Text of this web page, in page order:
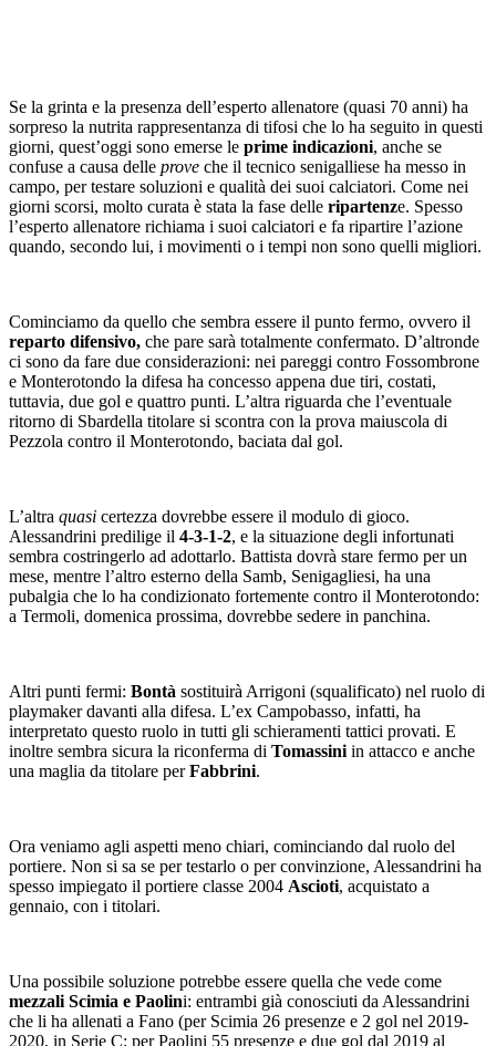
Se la grinta e la presenza dell’esperto allenatore (quasi 70 anni) ha
sorpreso la nutrita rappresentanza di tifosi che lo ha seguito in questi
giorni, quest’oggi sono emerse le prime indicazioni, anche se
confuse a causa delle prove che il tecnico senigalliese ha messo in
campo, per testare soluzioni e qualità dei suoi calciatori. Come nei
giorni scorsi, molto curata è stata la fase delle ripartenze. Spesso
l’esperto allenatore richiama i suoi calciatori e fa ripartire l’azione
quando, secondo lui, i movimenti o i tempi non sono quelli migliori.
Cominciamo da quello che sembra essere il punto fermo, ovvero il
reparto difensivo, che pare sarà totalmente confermato. D’altronde
ci sono da fare due considerazioni: nei pareggi contro Fossombrone
e Monterotondo la difesa ha concesso appena due tiri, costati,
tuttavia, due gol e quattro punti. L’altra riguarda che l’eventuale
ritorno di Sbardella titolare si scontra con la prova maiuscola di
Pezzola contro il Monterotondo, baciata dal gol.
L’altra quasi certezza dovrebbe essere il modulo di gioco.
Alessandrini predilige il 4-3-1-2, e la situazione degli infortunati
sembra costringerlo ad adottarlo. Battista dovrà stare fermo per un
mese, mentre l’altro esterno della Samb, Senigagliesi, ha una
pubalgia che lo ha condizionato fortemente contro il Monterotondo:
a Termoli, domenica prossima, dovrebbe sedere in panchina.
Altri punti fermi: Bontà sostituirà Arrigoni (squalificato) nel ruolo di
playmaker davanti alla difesa. L’ex Campobasso, infatti, ha
interpretato questo ruolo in tutti gli schieramenti tattici provati. E
inoltre sembra sicura la riconferma di Tomassini in attacco e anche
una maglia da titolare perFabbrini.
Ora veniamo agli aspetti meno chiari, cominciando dal ruolo del
portiere. Non si sa se per testarlo o per convinzione, Alessandrini ha
spesso impiegato il portiere classe 2004 Ascioti, acquistato a
gennaio, con i titolari.
Una possibile soluzione potrebbe essere quella che vede come
mezzali Scimia e Paolini: entrambi già conosciuti da Alessandrini
che li ha allenati a Fano (per Scimia 26 presenze e 2 gol nel 2019-
2020, in Serie C; per Paolini 55 presenze e due gol dal 2019 al